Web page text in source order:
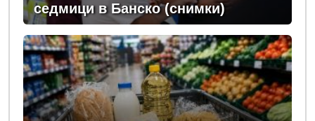
седмици в Банско (снимки)